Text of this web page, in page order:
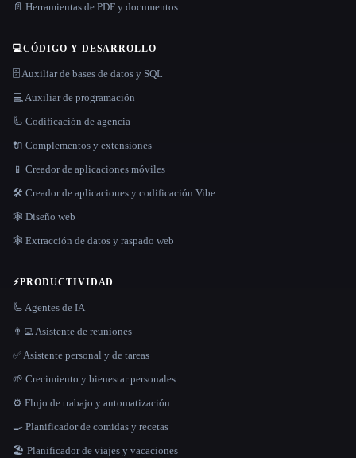
📄 Herramientas de PDF y documentos
💻CÓDIGO Y DESARROLLO
🗄️ Auxiliar de bases de datos y SQL
💻 Auxiliar de programación
🦾 Codificación de agencia
🔌 Complementos y extensiones
📱 Creador de aplicaciones móviles
🛠️ Creador de aplicaciones y codificación Vibe
🕸 Diseño web
🕸️ Extracción de datos y raspado web
⚡PRODUCTIVIDAD
🦾 Agentes de IA
👨‍💻 Asistente de reuniones
✅ Asistente personal y de tareas
🌱 Crecimiento y bienestar personales
⚙️ Flujo de trabajo y automatización
🍳 Planificador de comidas y recetas
🏖 Planificador de viajes y vacaciones